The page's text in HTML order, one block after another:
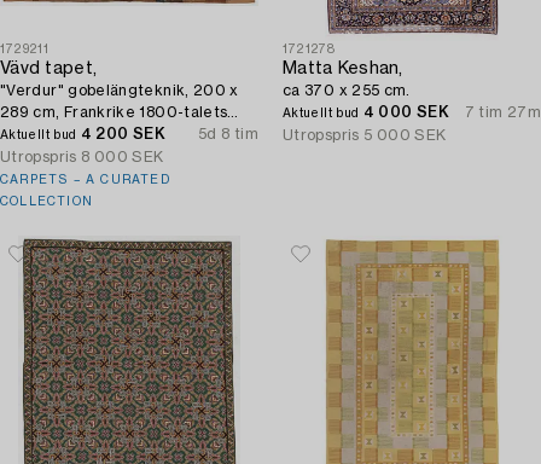
1729211
Vävd tapet,
"Verdur" gobelängteknik, 200 x
289 cm, Frankrike 1800-talets
andra hälft. .
Aktuellt bud 4 200 SEK
5d 8 tim
Utropspris 8 000 SEK
CARPETS – A CURATED
COLLECTION
1721278
Matta Keshan,
ca 370 x 255 cm.
Aktuellt bud 4 000 SEK
7 tim 27m
Utropspris 5 000 SEK